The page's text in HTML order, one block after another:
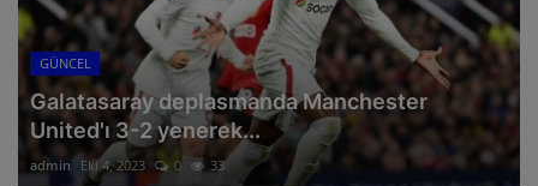
GÜNCEL
Galatasaray deplasmanda Manchester
United'ı 3-2 yenerek...
admin Eki 4, 2023 0 33